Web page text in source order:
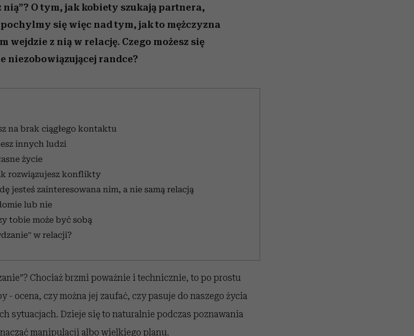
nią”? O tym, jak kobiety szukają partnera,
się więc nad tym, jak to mężczyzna
wejdzie z nią w relację. Czego możesz się
niezobowiązującej randce?
na brak ciągłego kontaktu
innych ludzi
życie
rozwiązujesz konflikty
jesteś zainteresowana nim, a nie samą relacją
lub nie
tobie może być sobą
w relacji?
Chociaż brzmi poważnie i technicznie, to po prostu
- ocena, czy można jej zaufać, czy pasuje do naszego życia
sytuacjach. Dzieje się to naturalnie podczas poznawania
manipulacji albo wielkiego planu.